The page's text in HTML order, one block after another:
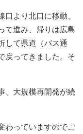
より北口に移動、
て進み、帰りは広島
して県道（バス通
戻ってきました。そ
、大規模再開発が続
わっていますのでご